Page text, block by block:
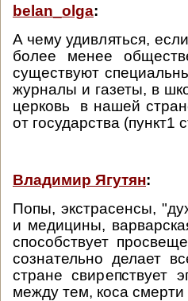
belan_olga:
А чему удивляться,
более менее
существуют
журналы и газеты, в
церковь в нашей
от государства (пункт1
Владимир Ягутян:
Попы, экстрасенсы,
и медицины,
способствует
сознательно делает
стране
между тем, коса